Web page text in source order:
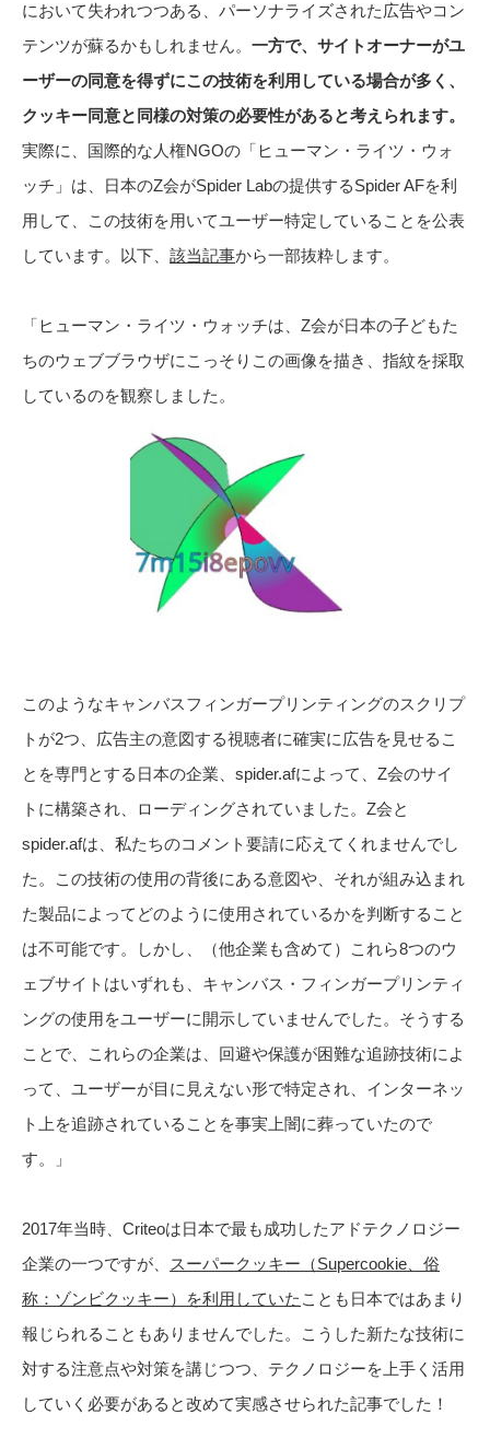
において失われつつある、パーソナライズされた広告やコン
テンツが蘇るかもしれません。 一方で、サイトオーナーがユ
ーザーの同意を得ずにこの技術を利用している場合が多く、
クッキー同意と同様の対策の必要性があると考えられます。
実際に、国際的な人権NGOの「ヒューマン・ライツ・ウォ
ッチ」は、日本のZ会がSpider Labの提供するSpider AFを利
用して、この技術を用いてユーザー特定していることを公表
しています。以下、 該当記事から一部抜粋します。
「ヒューマン・ライツ・ウォッチは、Z会が日本の子どもた
ちのウェブブラウザにこっそりこの画像を描き、指紋を採取
しているのを観察しました。
このようなキャンバスフィンガープリンティングのスクリプ
トが2つ、広告主の意図する視聴者に確実に広告を見せるこ
とを専門とする日本の企業、spider.afによって、Z会のサイ
トに構築され、ローディングされていました。Z会と
spider.afは、私たちのコメント要請に応えてくれませんでし
た。この技術の使用の背後にある意図や、それが組み込まれ
た製品によってどのように使用されているかを判断すること
は不可能です。しかし、（他企業も含めて）これら8つのウ
ェブサイトはいずれも、キャンバス・フィンガープリンティ
ングの使用をユーザーに開示していませんでした。そうする
ことで、これらの企業は、回避や保護が困難な追跡技術によ
って、ユーザーが目に見えない形で特定され、インターネッ
ト上を追跡されていることを事実上闇に葬っていたので
す。」
2017年当時、Criteoは日本で最も成功したアドテクノロジー
企業の一つですが、
スーパークッキー（Supercookie、俗
称：ゾンビクッキー）を利用していた ことも日本ではあまり
報じられることもありませんでした。こうした新たな技術に
対する注意点や対策を講じつつ、テクノロジーを上手く活用
していく必要があると改めて実感させられた記事でした！